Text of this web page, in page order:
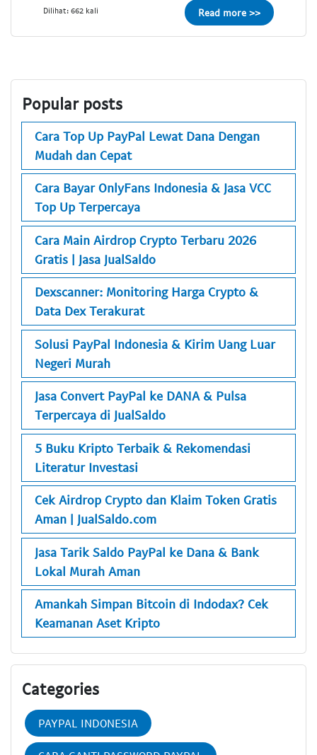
Dilihat: 662 kali Read more >>
Popular posts
Cara Top Up PayPal Lewat Dana Dengan
Mudah dan Cepat
Cara Bayar OnlyFans Indonesia & Jasa VCC
Top Up Terpercaya
Cara Main Airdrop Crypto Terbaru 2026
Gratis | Jasa JualSaldo
Dexscanner: Monitoring Harga Crypto &
Data Dex Terakurat
Solusi PayPal Indonesia & Kirim Uang Luar
Negeri Murah
Jasa Convert PayPal ke DANA & Pulsa
Terpercaya di JualSaldo
5 Buku Kripto Terbaik & Rekomendasi
Literatur Investasi
Cek Airdrop Crypto dan Klaim Token Gratis
Aman | JualSaldo.com
Jasa Tarik Saldo PayPal ke Dana & Bank
Lokal Murah Aman
Amankah Simpan Bitcoin di Indodax? Cek
Keamanan Aset Kripto
Categories
PAYPAL INDONESIA